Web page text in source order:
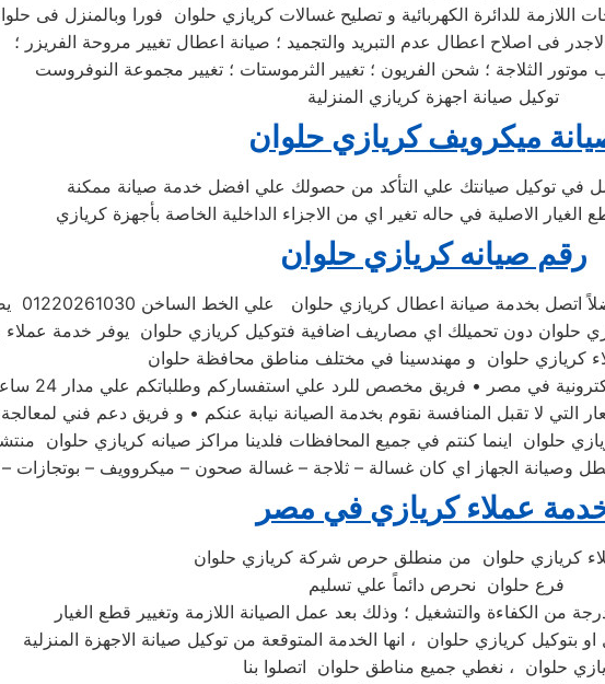
فى اصلاح اعطال عدم التبريد والتجميد ؛ صيانة اعطال تغيير مروحة الفريزر ؛
توكيل صيانة اجهزة كريازي المنزلية
ميكرويف كريازي حلوان
في توكيل صيانتك علي التأكد من حصولك علي افضل خدمة صيانة ممكنة
الاصلية في حاله تغير اي من الاجزاء الداخلية الخاصة بأجهزة كريازي
رقم صيانه كريازي حلوان
حلوان دون تحميلك اي مصاريف اضافية فتوكيل كريازي حلوان يوفر خدمة
توكيل صيانه
لا تقبل المنافسة نقوم بخدمة الصيانة نيابة عنكم • و فريق دعم فني
حلوان اينما كنتم في جميع المحافظات فلدينا مراكز صيانه كريازي حلوان
وصيانة الجهاز اي كان غسالة – ثلاجة – غسالة صحون – ميكروويف – بوتجازات
عملاء كريازي في مصر
كريازي حلوان من منطلق حرص شركة كريازي حلوان
فرع حلوان نحرص دائماً علي تسليم
من الكفاءة والتشغيل ؛ وذلك بعد عمل الصيانة اللازمة وتغيير قطع الغيار
بتوكيل كريازي حلوان ، انها الخدمة المتوقعة من توكيل صيانة الاجهزة المنزلية
حلوان ، نغطي جميع مناطق حلوان اتصلوا بنا